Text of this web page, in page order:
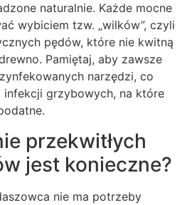
naturalnie. Każde mocne
wybiciem tzw. „wilków”, czyli
pędów, które nie kwitną
Pamiętaj, aby zawsze
narzędzi, co
infekcji grzybowych, na które
przekwitłych
jest konieczne?
nie ma potrzeby